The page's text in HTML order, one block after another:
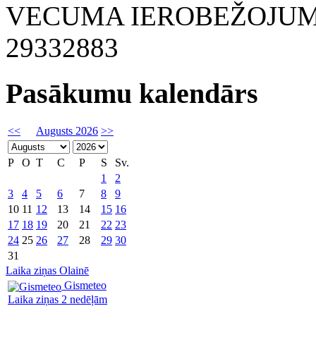
VECUMA
29332883
Pasākumu kalendārs
<< Augusts 2026 >>
P O T C P S
Sv.
1
2
3
4 5 6 7 8
9
10 11 12 13 14 15 16
17 18 19 20 21 22 23
24 25 26 27 28 29 30
31
Laika ziņas Olainē
Gismeteo
Laika ziņas 2 nedēļām